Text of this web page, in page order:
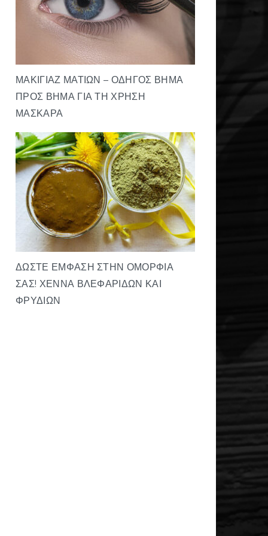
ΜΑΚΙΓΙΆΖ ΜΑΤΙΏΝ – ΟΔΗΓΌΣ ΒΉΜΑ
ΠΡΟΣ ΒΉΜΑ ΓΙΑ ΤΗ ΧΡΉΣΗ
ΜΆΣΚΑΡΑ
ΔΏΣΤΕ ΈΜΦΑΣΗ ΣΤΗΝ ΟΜΟΡΦΙΆ
ΣΑΣ! ΧΈΝΝΑ ΒΛΕΦΑΡΊΔΩΝ ΚΑΙ
ΦΡΥΔΙΏΝ